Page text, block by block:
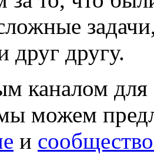
друг другу.
каналом
можем
и